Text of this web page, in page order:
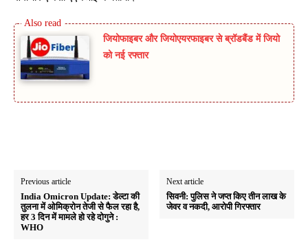
जियोफाइबर और जियोएयरफाइबर से ब्रॉडबैंड में जियो
को नई रफ्तार
Previous article
India Omicron Update: डेल्टा की
तुलना में ओमिक्रोन तेजी से फैल रहा है,
हर 3 दिन में मामले हो रहे दोगुने :
WHO
Next article
सिवनी: पुलिस ने जप्त किए तीन लाख के
जेवर व नकदी, आरोपी गिरफ्तार